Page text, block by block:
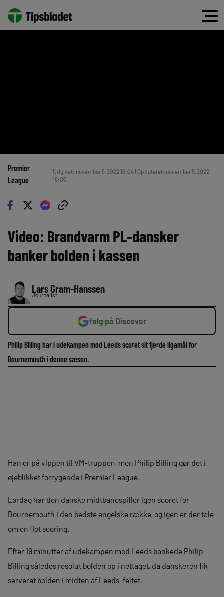
Premier
League
Udgivet: november 5, 2022 16:04 | Opdateret: november 5, 2022
16:05
Video: Brandvarm PL-dansker
banker bolden i kassen
Lars Gram-Hanssen
Journalist
følg på Discover
Philip Billing har i udekampen mod Leeds scoret sit fjerde ligamål for
Bournemouth i denne sæson.
Han er på vippen til VM-truppen, men Philip Billing gør det i
øjeblikket forrygende i Premier League.
Lørdag har den danske midtbanespiller igen scoret for
Bournemouth i den bedste engelske række, og igen er der tale
om en flot scoring.
Efter 19 minutter af udekampen mod Leeds bankede Philip
Billing således resolut bolden op i nettaget, da danskeren fik
serveret bolden i midten af Leeds-feltet.